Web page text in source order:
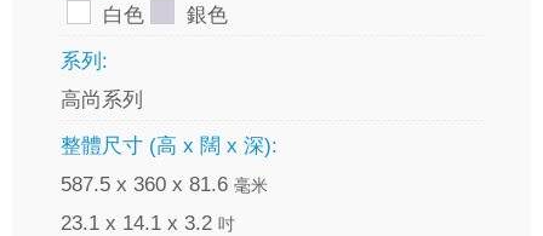
白色
銀色
系列:
高尚系列
整體尺寸 (高 x 闊 x 深):
587.5 x 360 x 81.6 毫米
23.1 x 14.1 x 3.2 吋